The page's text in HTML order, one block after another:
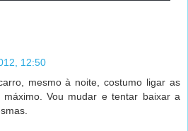
12:50
mesmo à noite, costumo ligar as
Vou mudar e tentar baixar a